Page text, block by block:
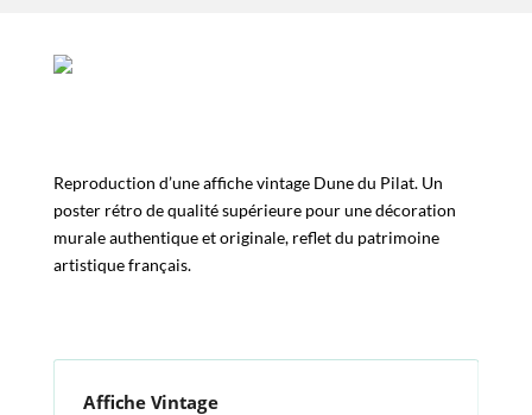
Reproduction d’une affiche vintage Dune du Pilat. Un
poster rétro de qualité supérieure pour une décoration
murale authentique et originale, reflet du patrimoine
artistique français.
Affiche Vintage